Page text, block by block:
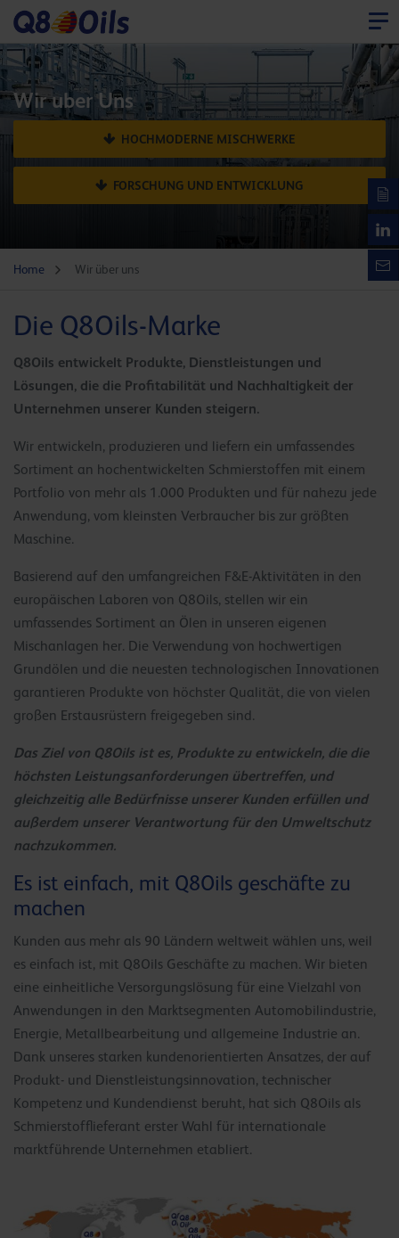
Wir uber Uns
HOCHMODERNE MISCHWERKE
FORSCHUNG UND ENTWICKLUNG
Home Wir über uns
Die Q8Oils-Marke
Q8Oils entwickelt Produkte, Dienstleistungen und
Lösungen, die die Profitabilität und Nachhaltigkeit der
Unternehmen unserer Kunden steigern.
Wir entwickeln, produzieren und liefern ein umfassendes
Sortiment an hochentwickelten Schmierstoffen mit einem
Portfolio von mehr als 1.000 Produkten und für nahezu jede
Anwendung, vom kleinsten Verbraucher bis zur größten
Maschine.
Basierend auf den umfangreichen F&E-Aktivitäten in den
europäischen Laboren von Q8Oils, stellen wir ein
umfassendes Sortiment an Ölen in unseren eigenen
Mischanlagen her. Die Verwendung von hochwertigen
Grundölen und die neuesten technologischen Innovationen
garantieren Produkte von höchster Qualität, die von vielen
großen Erstausrüstern freigegeben sind.
Das Ziel von Q8Oils ist es, Produkte zu entwickeln, die die
höchsten Leistungsanforderungen übertreffen, und
gleichzeitig alle Bedürfnisse unserer Kunden erfüllen und
außerdem unserer Verantwortung für den Umweltschutz
nachzukommen.
Es ist einfach, mit Q8Oils geschäfte zu
machen
Kunden aus mehr als 90 Ländern weltweit wählen uns, weil
es einfach ist, mit Q8Oils Geschäfte zu machen. Wir bieten
eine einheitliche Versorgungslösung für eine Vielzahl von
Anwendungen in den Marktsegmenten Automobilindustrie,
Energie, Metallbearbeitung und allgemeine Industrie an.
Dank unseres starken kundenorientierten Ansatzes, der auf
Produkt- und Dienstleistungsinnovation, technischer
Kompetenz und Kundendienst beruht, hat sich Q8Oils als
Schmierstofflieferant erster Wahl für internationale
marktführende Unternehmen etabliert.